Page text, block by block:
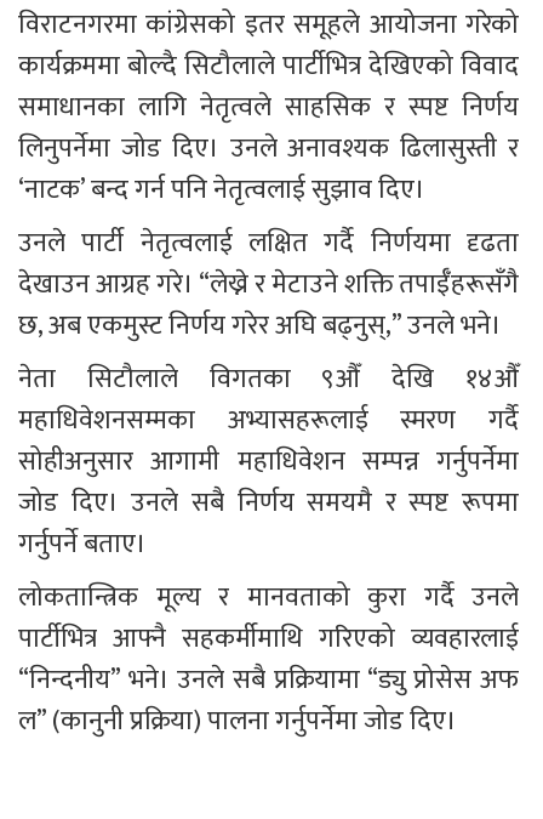
विराटनगरमा कांग्रेसको इतर समूहले आयोजना गरेको
कार्यक्रममा बोल्दै सिटौलाले पार्टीभित्र देखिएको विवाद
समाधानका लागि नेतृत्वले साहसिक र स्पष्ट निर्णय
लिनुपर्नेमा जोड दिए। उनले अनावश्यक ढिलासुस्ती र
‘नाटक’ बन्द गर्न पनि नेतृत्वलाई सुझाव दिए।
उनले पार्टी नेतृत्वलाई लक्षित गर्दै निर्णयमा दृढता
देखाउन आग्रह गरे। “लेख्ने र मेटाउने शक्ति तपाईँहरूसँगै
छ, अब एकमुस्ट निर्णय गरेर अघि बढ्नुस्,” उनले भने।
नेता सिटौलाले विगतका ९औँ देखि १४औँ
महाधिवेशनसम्मका अभ्यासहरूलाई स्मरण गर्दै
सोहीअनुसार आगामी महाधिवेशन सम्पन्न गर्नुपर्नेमा
जोड दिए। उनले सबै निर्णय समयमै र स्पष्ट रूपमा
गर्नुपर्ने बताए।
लोकतान्त्रिक मूल्य र मानवताको कुरा गर्दै उनले
पार्टीभित्र आफ्नै सहकर्मीमाथि गरिएको व्यवहारलाई
“निन्दनीय” भने। उनले सबै प्रक्रियामा “ड्यु प्रोसेस अफ
ल” (कानुनी प्रक्रिया) पालना गर्नुपर्नेमा जोड दिए।